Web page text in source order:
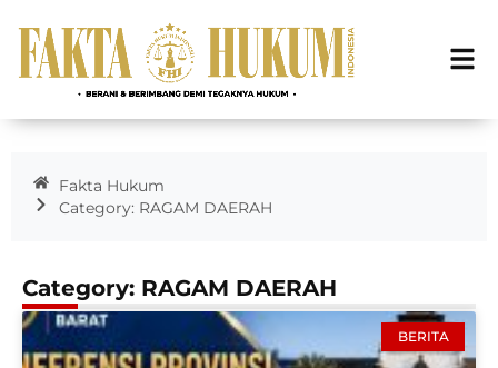
Fakta Hukum
Category: RAGAM DAERAH
Category: RAGAM DAERAH
BERITA